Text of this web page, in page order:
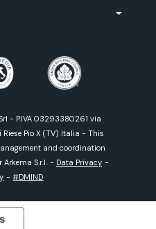
- P.IVA 03293380261 via
Pio X (TV) Italia - This
and coordination
S.r.l. - Data Privacy -
-#DMIND